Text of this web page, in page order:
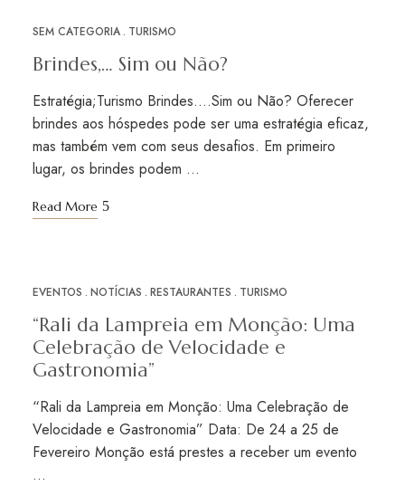
FEV
SEM CATEGORIA TURISMO
Brindes,… Sim ou Não?
Estratégia;Turismo Brindes….Sim ou Não? Oferecer
brindes aos hóspedes pode ser uma estratégia eficaz,
mas também vem com seus desafios. Em primeiro
lugar, os brindes podem …
Read More
JAN
EVENTOS NOTÍCIAS RESTAURANTES TURISMO
“Rali da Lampreia em Monção: Uma
Celebração de Velocidade e
Gastronomia”
“Rali da Lampreia em Monção: Uma Celebração de
Velocidade e Gastronomia” Data: De 24 a 25 de
Fevereiro Monção está prestes a receber um evento
…